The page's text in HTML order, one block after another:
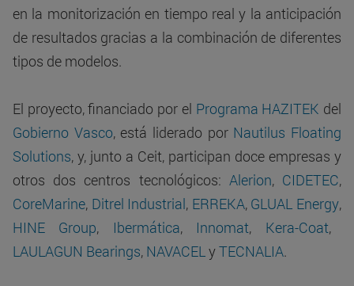
en la monitorización en tiempo real y la anticipación
de resultados gracias a la combinación de diferentes
tipos de modelos.
El proyecto, financiado por el Programa HAZITEK del
Gobierno Vasco, está liderado por Nautilus Floating
Solutions, y, junto a Ceit, participan doce empresas y
otros dos centros tecnológicos: Alerion, CIDETEC,
CoreMarine, Ditrel Industrial, ERREKA, GLUAL Energy,
HINE Group, Ibermática, Innomat, Kera-Coat,
LAULAGUN Bearings, NAVACEL yTECNALIA.